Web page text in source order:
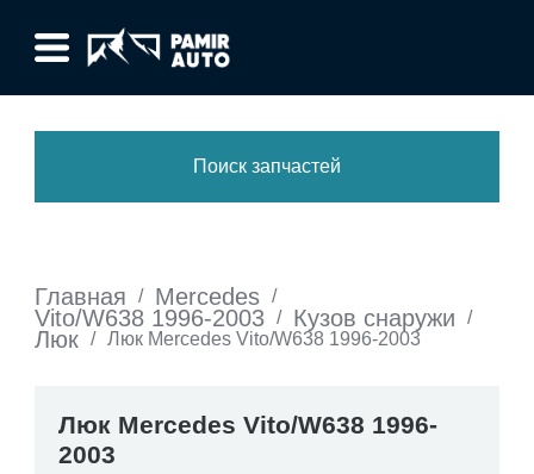
Поиск запчастей
Главная / Mercedes /
Vito/W638 1996-2003 / Кузов снаружи /
Люк / Люк Mercedes Vito/W638 1996-2003
Люк Mercedes Vito/W638 1996-
2003